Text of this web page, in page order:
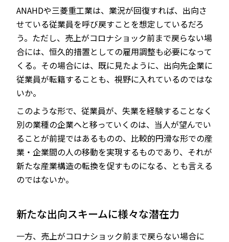
ANAHDや三菱重工業は、業況が回復すれば、出向さ
せている従業員を呼び戻すことを想定しているだろ
う。ただし、売上がコロナショック前まで戻らない場
合には、恒久的措置としての雇用調整も必要になって
くる。その場合には、既に見たように、出向先企業に
従業員が転籍することも、視野に入れているのではな
いか。
このような形で、従業員が、失業を経験することなく
別の業種の企業へと移っていくのは、当人が望んでい
ることが前提ではあるものの、比較的円滑な形での産
業・企業間の人の移動を実現するものであり、それが
新たな産業構造の転換を促すものになる、とも言える
のではないか。
新たな出向スキームに様々な潜在力
一方、売上がコロナショック前まで戻らない場合に